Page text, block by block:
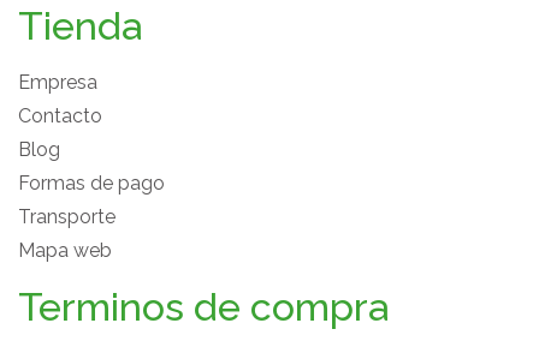
Tienda
Empresa
Contacto
Blog
Formas de pago
Transporte
Mapa web
Terminos de compra